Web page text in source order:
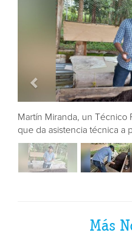
Martín Miranda, un Técnico
que da asistencia técnica a
Más